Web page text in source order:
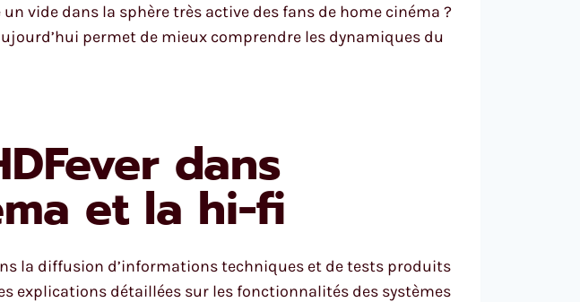
vide dans la sphère très active des fans de home cinéma ?
permet de mieux comprendre les dynamiques du
dans
et la hi-fi
la diffusion d’informations techniques et de tests produits
explications détaillées sur les fonctionnalités des systèmes